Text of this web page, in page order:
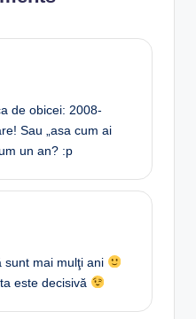
de obicei: 2008-
Sau „asa cum ai
un an? :p
sunt mai mulţi ani
este decisivă